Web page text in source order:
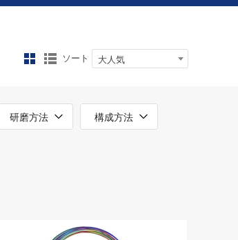
ソート 大人気
研磨方法 構成方法